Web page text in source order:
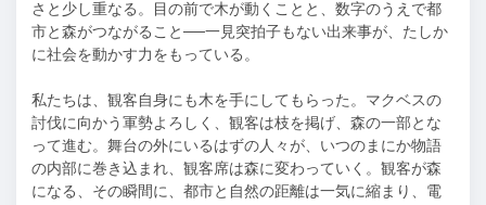
さと少し重なる。目の前で木が動くことと、数字のうえで都
市と森がつながること──一見突拍子もない出来事が、たしか
に社会を動かす力をもっている。
私たちは、観客自身にも木を手にしてもらった。マクベスの
討伐に向かう軍勢よろしく、観客は枝を掲げ、森の一部とな
って進む。舞台の外にいるはずの人々が、いつのまにか物語
の内部に巻き込まれ、観客席は森に変わっていく。観客が森
になる、その瞬間に、都市と自然の距離は一気に縮まり、電